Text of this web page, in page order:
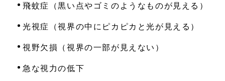
飛蚊症（黒い点やゴミのようなものが見える）
光視症（視界の中にピカピカと光が見える）
視野欠損（視界の一部が見えない）
急な視力の低下